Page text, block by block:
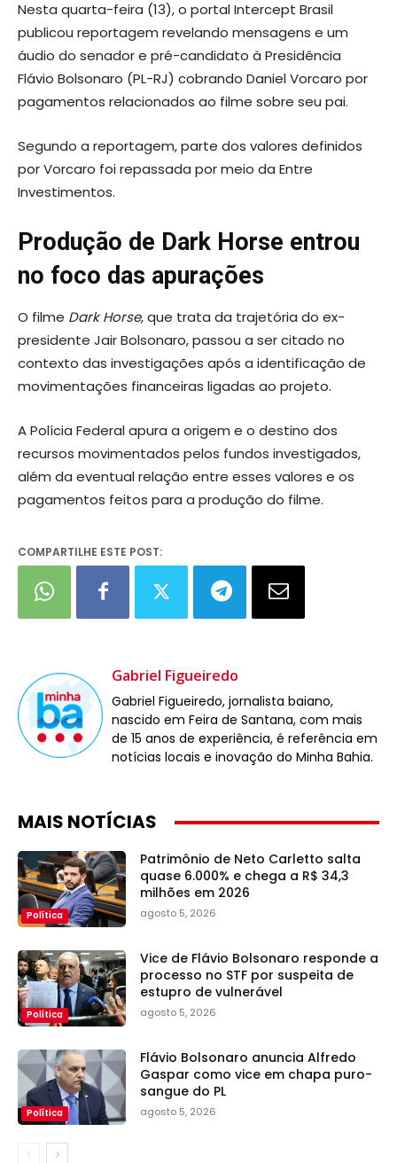
Nesta quarta-feira (13), o portal Intercept Brasil
publicou reportagem revelando mensagens e um
áudio do senador e pré-candidato à Presidência
Flávio Bolsonaro (PL-RJ) cobrando Daniel Vorcaro por
pagamentos relacionados ao filme sobre seu pai.
Segundo a reportagem, parte dos valores definidos
por Vorcaro foi repassada por meio da Entre
Investimentos.
Produção de Dark Horse entrou
no foco das apurações
O filme Dark Horse, que trata da trajetória do ex-
presidente Jair Bolsonaro, passou a ser citado no
contexto das investigações após a identificação de
movimentações financeiras ligadas ao projeto.
A Polícia Federal apura a origem e o destino dos
recursos movimentados pelos fundos investigados,
além da eventual relação entre esses valores e os
pagamentos feitos para a produção do filme.
COMPARTILHE ESTE POST:
Gabriel Figueiredo
Gabriel Figueiredo, jornalista baiano,
nascido em Feira de Santana, com mais
de 15 anos de experiência, é referência em
notícias locais e inovação do Minha Bahia.
MAIS NOTÍCIAS
Política
Patrimônio de Neto Carletto salta
quase 6.000% e chega a R$ 34,3
milhões em 2026
agosto 5, 2026
Política
Vice de Flávio Bolsonaro responde a
processo no STF por suspeita de
estupro de vulnerável
agosto 5, 2026
Política
Flávio Bolsonaro anuncia Alfredo
Gaspar como vice em chapa puro-
sangue do PL
agosto 5, 2026